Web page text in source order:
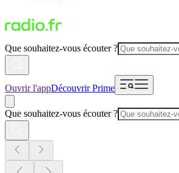
Que souhaitez-vous écouter ?
Ouvrir l'appDécouvrir Prime
Que souhaitez-vous écouter ?